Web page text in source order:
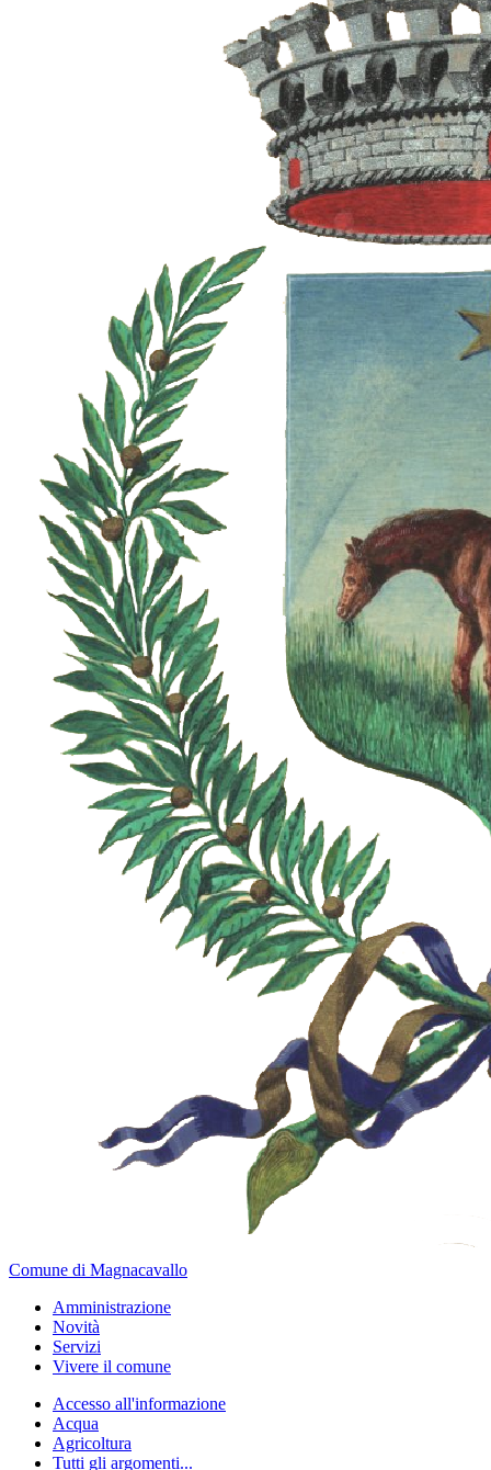
Comune di Magnacavallo
Amministrazione
Novità
Servizi
Vivere il comune
Accesso all'informazione
Acqua
Agricoltura
Tutti gli argomenti...